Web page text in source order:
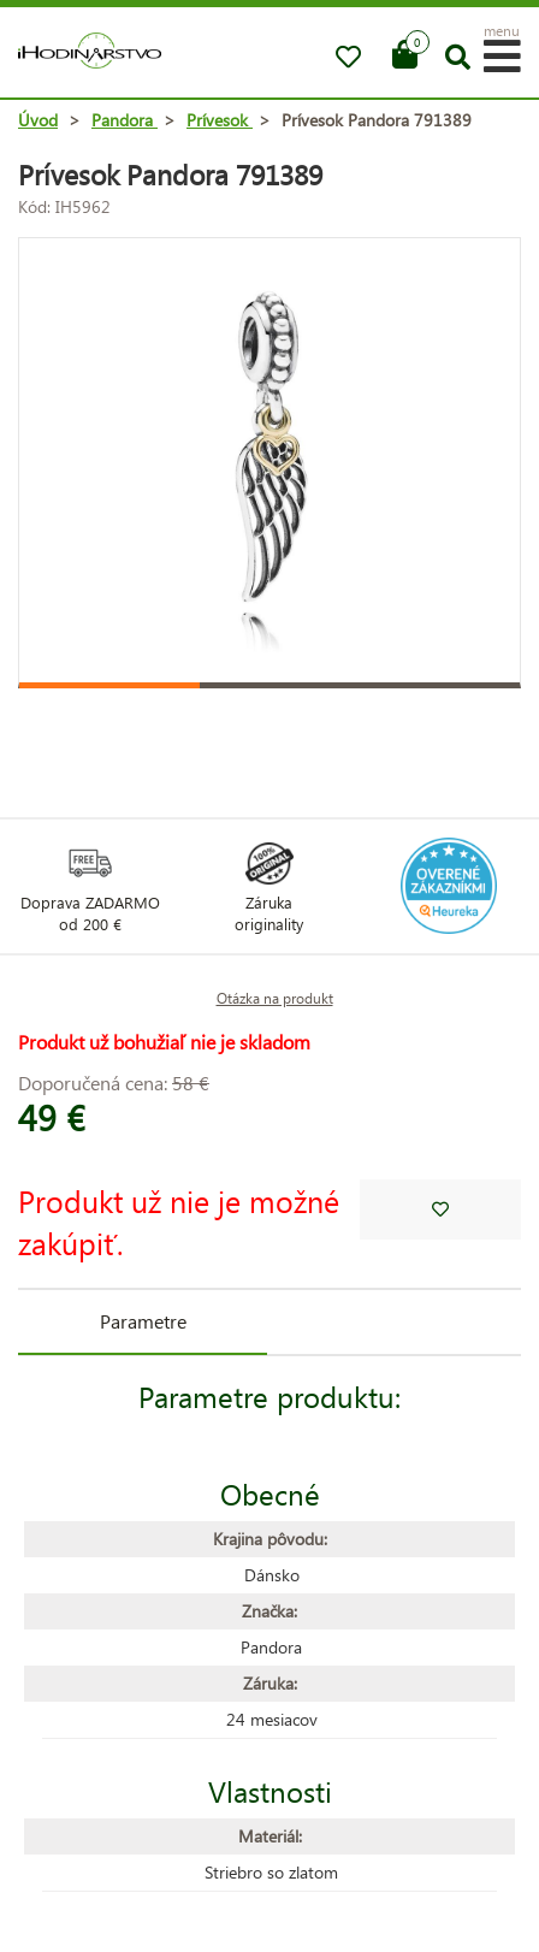
0
menu
Úvod > Pandora > Prívesok > Prívesok Pandora 791389
Prívesok Pandora 791389
Kód: IH5962
Doprava ZADARMO
od 200 €
Záruka
originality
Otázka na produkt
Produkt už bohužiaľ nie je skladom
Doporučená cena:58 €
49 €
Produkt už nie je možné
zakúpiť.
Parametre
Parametre produktu:
Obecné
Krajina pôvodu:
Dánsko
Značka:
Pandora
Záruka:
24 mesiacov
Vlastnosti
Materiál:
Striebro so zlatom